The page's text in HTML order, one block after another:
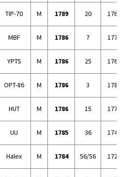
TIP-70 M 1789 20
MBF M 1786 7
YPTS M 1786 25
OPT-86 M 1786 3
HUT M 1786 15
UU M 1785 36
Halex M 1784 56/56